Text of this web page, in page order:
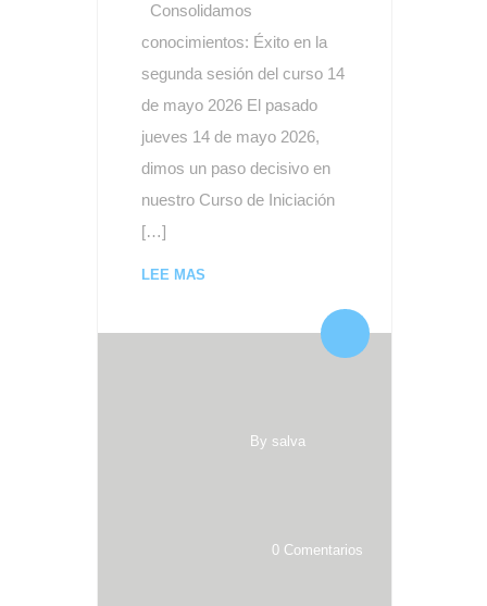
Consolidamos
conocimientos: Éxito en la
segunda sesión del curso 14
de mayo 2026 El pasado
jueves 14 de mayo 2026,
dimos un paso decisivo en
nuestro Curso de Iniciación
[…]
LEE MAS
By salva
0 Comentarios